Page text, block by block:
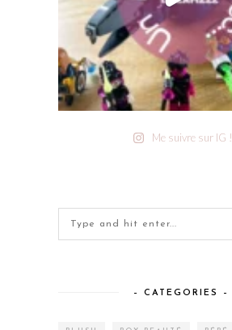
Me suivre sur IG !
– CATEGORIES –